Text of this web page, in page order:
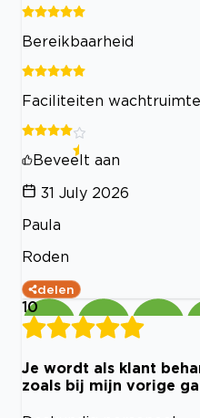
Bereikbaarheid
Faciliteiten wachtruimte
Beveelt aan
31 July 2026
Paula
Roden
delen
10
Je wordt als klant
zoals bij mijn vorige